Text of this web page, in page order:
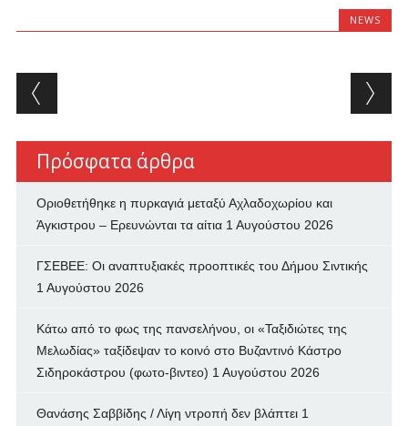
NEWS
Post navigation
Πρόσφατα άρθρα
Οριοθετήθηκε η πυρκαγιά μεταξύ Αχλαδοχωρίου και
Άγκιστρου – Ερευνώνται τα αίτια 1 Αυγούστου 2026
ΓΣΕΒΕΕ: Οι αναπτυξιακές προοπτικές του Δήμου Σιντικής
1 Αυγούστου 2026
Κάτω από το φως της πανσελήνου, οι «Ταξιδιώτες της
Μελωδίας» ταξίδεψαν το κοινό στο Βυζαντινό Κάστρο
Σιδηροκάστρου (φωτο-βιντεο) 1 Αυγούστου 2026
Θανάσης Σαββίδης / Λίγη ντροπή δεν βλάπτει 1